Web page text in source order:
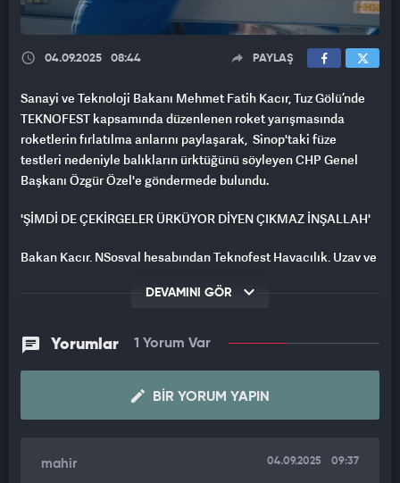
04.09.2025 08:44 PAYLAŞ
Sanayi ve Teknoloji Bakanı Mehmet Fatih Kacır, Tuz Gölü’nde
TEKNOFEST kapsamında düzenlenen roket yarışmasında
roketlerin fırlatılma anlarını paylaşarak, Sinop'taki füze
testleri nedeniyle balıkların ürktüğünü söyleyen CHP Genel
Başkanı Özgür Özel'e göndermede bulundu.
'ŞİMDİ DE ÇEKİRGELER ÜRKÜYOR DİYEN ÇIKMAZ İNŞALLAH'
Bakan Kacır, NSosyal hesabından Teknofest Havacılık, Uzay ve
düzenlenen roket yarışmasının görüntülerini paylaştı.
Kacır, CHP Genel Başkanı Özgür Özel'in Sinop'taki
açıklamasına gönderme yaparak, "TEKNOFEST roketleri yine
göklerde. Şimdi de, ‘çekirgeler ürküyor’ diyen çıkmaz
inşallah” ifadelerini kullandı.
DEVAMINI GÖR
Yorumlar 1 Yorum Var
BIR YORUM YAPIN
mahir 04.09.2025 09:37